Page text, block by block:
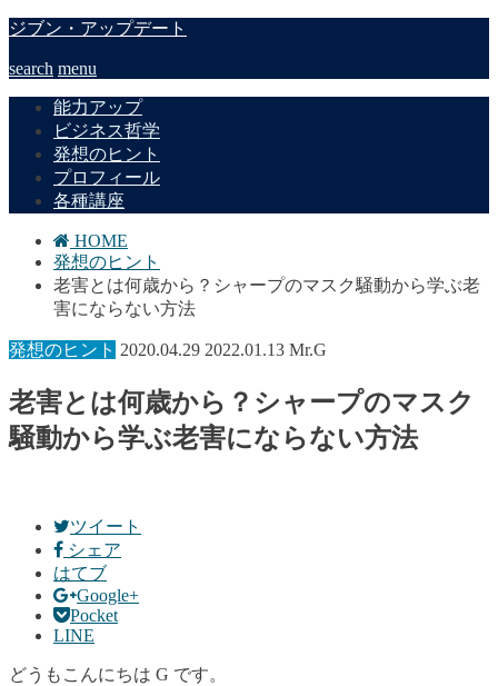
ジブン・アップデート
search menu
能力アップ
ビジネス哲学
発想のヒント
プロフィール
各種講座
HOME
発想のヒント
老害とは何歳から？シャープのマスク騒動から学ぶ老
害にならない方法
発想のヒント 2020.04.29 2022.01.13 Mr.G
老害とは何歳から？シャープのマスク
騒動から学ぶ老害にならない方法
ツイート
シェア
はてブ
Google+
Pocket
LINE
どうもこんにちは G です。